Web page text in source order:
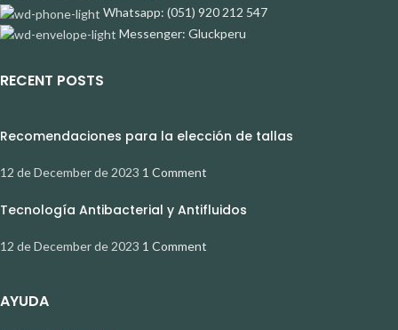
Whatsapp: (051) 920 212 547
Messenger: Gluckperu
RECENT POSTS
Recomendaciones para la elección de tallas
12 de December de 2023 1 Comment
Tecnología Antibacterial y Antifluidos
12 de December de 2023 1 Comment
AYUDA